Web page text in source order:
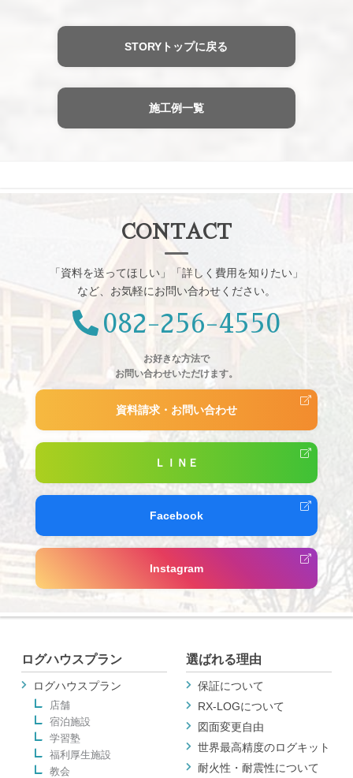
STORYトップに戻る
施工例一覧
CONTACT
「資料を送ってほしい」「詳しく費用を知りたい」
など、お気軽にお問い合わせください。
082-256-4550
お好きな方法で
お問い合わせいただけます。
資料請求・お問い合わせ
ＬＩＮＥ
Facebook
Instagram
ログハウスプラン
ログハウスプラン
店舗
宿泊施設
学習塾
福利厚生施設
教会
選ばれる理由
保証について
RX-LOGについて
図面変更自由
世界最高精度のログキット
耐火性・耐震性について